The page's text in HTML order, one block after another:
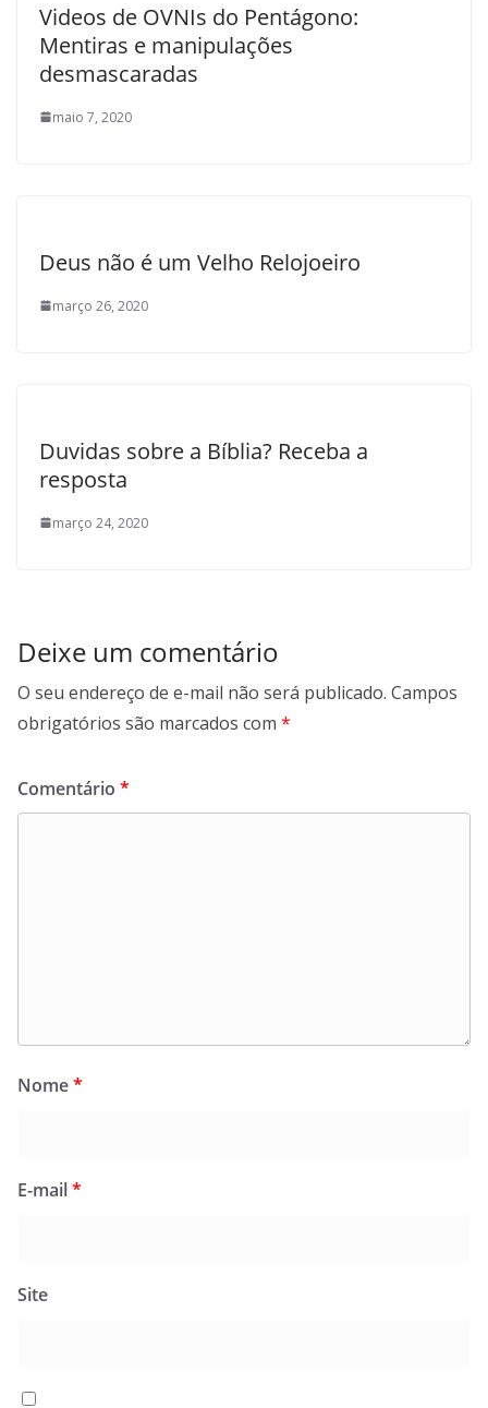
Videos de OVNIs do Pentágono:
Mentiras e manipulações
desmascaradas
maio 7, 2020
Deus não é um Velho Relojoeiro
março 26, 2020
Duvidas sobre a Bíblia? Receba a
resposta
março 24, 2020
Deixe um comentário
O seu endereço de e-mail não será publicado. Campos
obrigatórios são marcados com *
Comentário *
Nome*
E-mail*
Site